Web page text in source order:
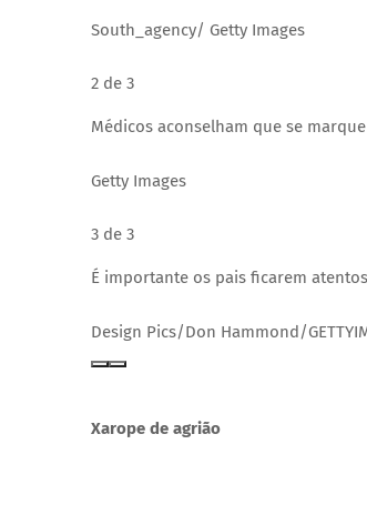
South_agency/ Getty Images
2 de 3
Médicos aconselham que se
Getty Images
3 de 3
É importante os pais ficarem
Design Pics/Don Hammond/
Xarope de agrião